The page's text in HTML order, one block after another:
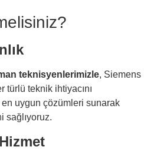
teknisyenlerimizle, Siemens
türlü teknik ihtiyacını
en uygun çözümleri sunarak
sağlıyoruz.